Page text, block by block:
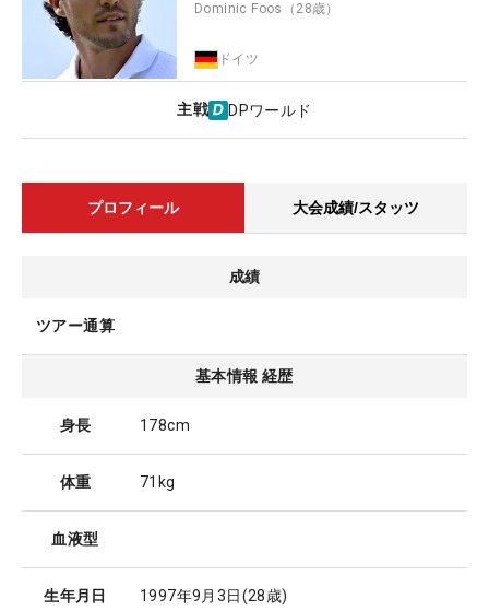
Dominic Foos （28歳）
ドイツ
主戦 DPワールド
プロフィール 大会成績/スタッツ
成績
ツアー通算
基本情報 経歴
身長 178cm
体重 71kg
血液型
生年月日 1997年9月3日(28歳)